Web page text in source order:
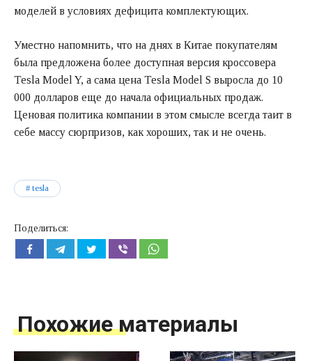
моделей в условиях дефицита комплектующих.
Уместно напомнить, что на днях в Китае покупателям
была предложена более доступная версия кроссовера
Tesla Model Y, а сама цена Tesla Model S выросла до 10
000 долларов еще до начала официальных продаж.
Ценовая политика компании в этом смысле всегда таит в
себе массу сюрпризов, как хороших, так и не очень.
tesla
Поделиться:
Похожие материалы